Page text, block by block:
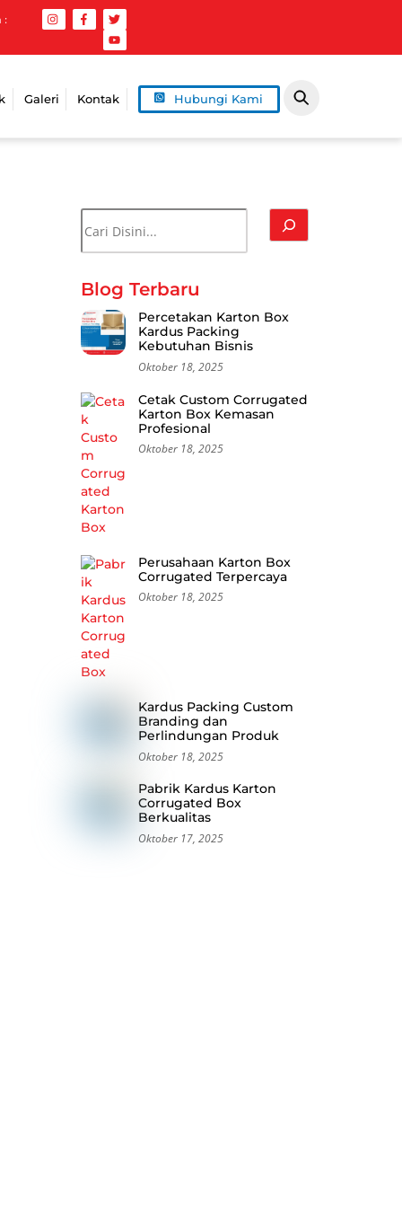
:
Galeri Kontak Hubungi Kami
Cari
Blog Terbaru
Percetakan Karton Box
Kardus Packing
Kebutuhan Bisnis
Oktober 18, 2025
Cetak Custom Corrugated
Karton Box Kemasan
Profesional
Oktober 18, 2025
Perusahaan Karton Box
Corrugated Terpercaya
Oktober 18, 2025
Kardus Packing Custom
Branding dan
Perlindungan Produk
Oktober 18, 2025
Pabrik Kardus Karton
Corrugated Box
Berkualitas
Oktober 17, 2025